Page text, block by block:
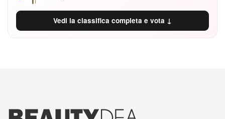
Vedi la classifica completa e vota ↓